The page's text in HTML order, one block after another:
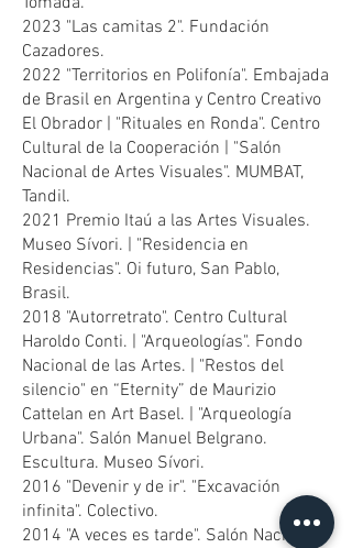
2023 "Las camitas 2". Fundación
Cazadores.
2022 "Territorios en Polifonía". Embajada
de Brasil en Argentina y Centro Creativo
El Obrador | "Rituales en Ronda". Centro
Cultural de la Cooperación | "Salón
Nacional de Artes Visuales". MUMBAT,
Tandil.
2021 Premio Itaú a las Artes Visuales.
Museo Sívori. | "Residencia en
Residencias". Oi futuro, San Pablo,
Brasil.
2018 "Autorretrato". Centro Cultural
Haroldo Conti. | "Arqueologías". Fondo
Nacional de las Artes. | "Restos del
silencio" en “Eternity” de Maurizio
Cattelan en Art Basel. | "Arqueología
Urbana". Salón Manuel Belgrano.
Escultura. Museo Sívori.
2016 "Devenir y de ir". "Excavación
infinita". Colectivo.
2014 "A veces es tarde". Salón Nacional